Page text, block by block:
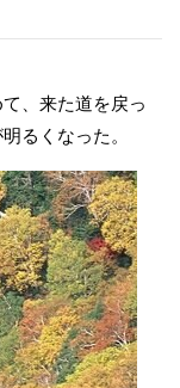
、来た道を戻っ
るくなった。